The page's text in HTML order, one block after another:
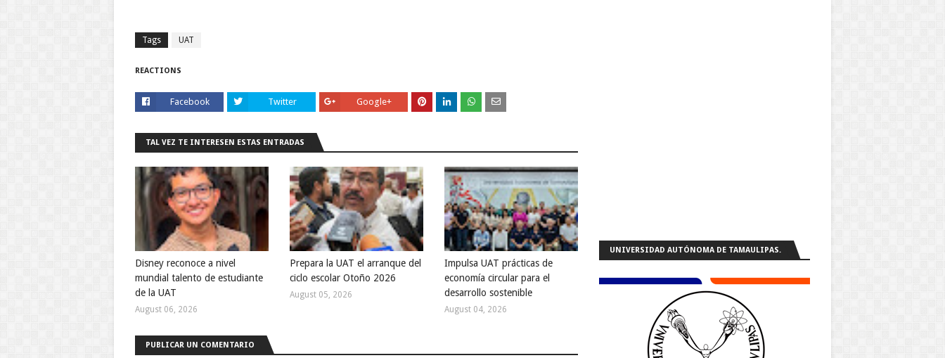
Tags UAT
REACTIONS
Facebook Twitter Google+
TAL VEZ TE INTERESEN ESTAS ENTRADAS
Disney reconoce a nivel
mundial talento de estudiante
de la UAT
August 06, 2026
Prepara la UAT el arranque del
ciclo escolar Otoño 2026
August 05, 2026
Impulsa UAT prácticas de
economía circular para el
desarrollo sostenible
August 04, 2026
PUBLICAR UN COMENTARIO
UNIVERSIDAD AUTÓNOMA DE TAMAULIPAS.